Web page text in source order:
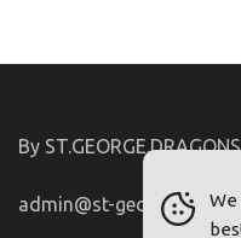
By
admin@st-george-
We